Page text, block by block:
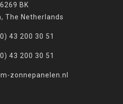
6269 BK
The Netherlands
43 200 30 51
43 200 30 51
zonnepanelen.nl